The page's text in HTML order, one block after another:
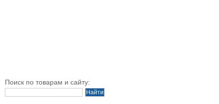
Поиск по товарам и сайту: